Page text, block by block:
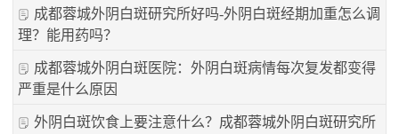
成都蓉城外阴白斑研究所好吗-外阴白斑经期加重怎么调
理？能用药吗？
成都蓉城外阴白斑医院：外阴白斑病情每次复发都变得
严重是什么原因
外阴白斑饮食上要注意什么？成都蓉城外阴白斑研究所